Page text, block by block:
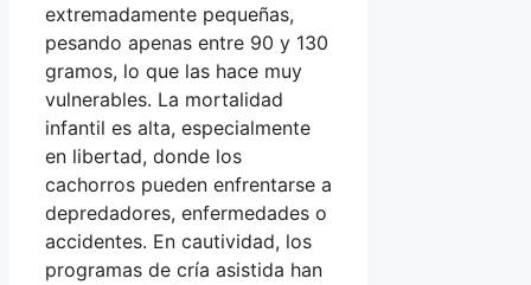
extremadamente pequeñas,
pesando apenas entre 90 y 130
gramos, lo que las hace muy
vulnerables. La mortalidad
infantil es alta, especialmente
en libertad, donde los
cachorros pueden enfrentarse a
depredadores, enfermedades o
accidentes. En cautividad, los
programas de cría asistida han